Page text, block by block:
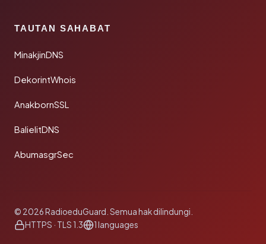
TAUTAN SAHABAT
MinakjinDNS
DekorintWhois
AnakbornSSL
BalielitDNS
AbumasgrSec
© 2026 RadioeduGuard. Semua hak dilindungi.
HTTPS · TLS 1.3
1 languages